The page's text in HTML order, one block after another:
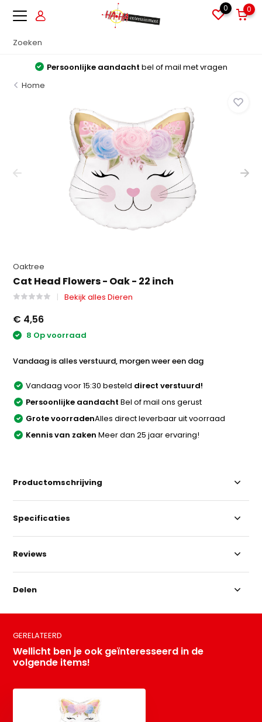
0 0
Persoonlijke aandacht bel of mail met vragen
Home
Oaktree
Cat Head Flowers - Oak - 22 inch
Bekijk alles Dieren
€ 4,56
8 Op voorraad
Vandaag is alles verstuurd, morgen weer een dag
Vandaag voor 15:30 besteld direct verstuurd!
Persoonlijke aandacht Bel of mail ons gerust
Grote voorradenAlles direct leverbaar uit voorraad
Kennis van zaken Meer dan 25 jaar ervaring!
Productomschrijving
Specificaties
Reviews
Delen
GERELATEERD
Wellicht ben je ook geïnteresseerd in de
volgende items!